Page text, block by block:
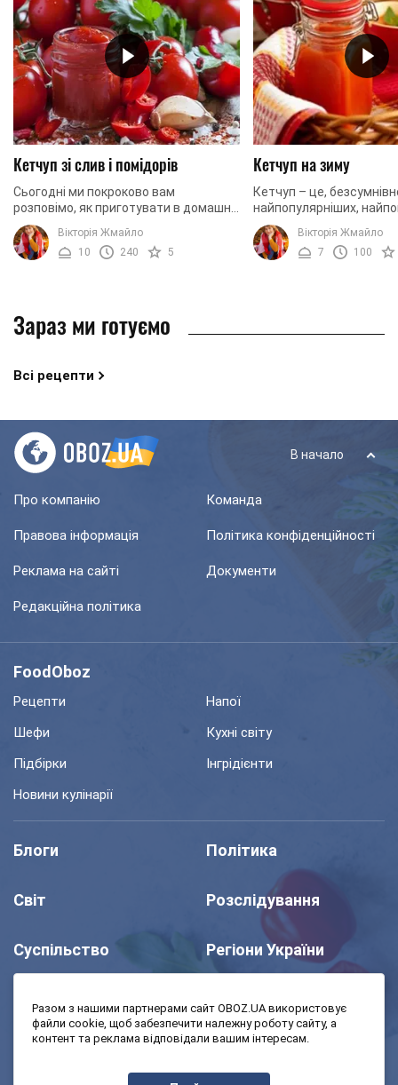
Кетчуп зі слив і помідорів
Сьогодні ми покроково вам
розповімо, як приготувати в домашніх
умовах невимовно смачний,
ароматний та надзвичайно
апетитний кетчуп зі слив та ...
Вікторія Жмайло
10
240 5
Кетчуп на зиму
Кетчуп – це,
найпопулярніших,
найулюбленіших соусів
поширений практично
куточку планети. ...
Вікторія Жмайло
7
100
Зараз ми готуємо
Всі рецепти
В начало
Про компанію Команда
Правова інформація Політика конфіденційності
Реклама на сайті Документи
Редакційна політика
FoodOboz
Рецепти
Напої
Шефи
Кухні світу
Підбірки
Інгрідієнти
Новини кулінарії
Блоги Політика
Світ Розслідування
Суспільство Регіони України
Моя школа Авто
Разом з нашими партнерами сайт OBOZ.UA використовує
файли cookie, щоб забезпечити належну роботу сайту, а
контент та реклама відповідали вашим інтересам.